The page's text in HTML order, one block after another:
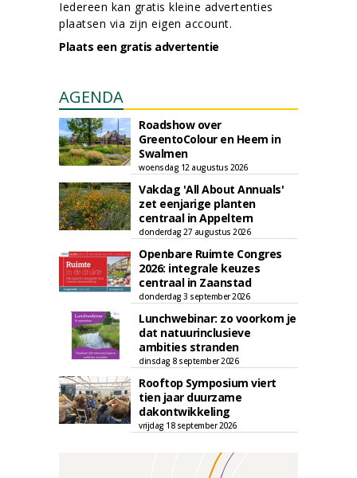
Iedereen kan gratis kleine advertenties
plaatsen via zijn eigen account.
Plaats een gratis advertentie
AGENDA
Roadshow over
GreentoColour en Heem in
Swalmen
woensdag 12 augustus 2026
Vakdag 'All About Annuals'
zet eenjarige planten
centraal in Appeltern
donderdag 27 augustus 2026
Openbare Ruimte Congres
2026: integrale keuzes
centraal in Zaanstad
donderdag 3 september 2026
Lunchwebinar: zo voorkom je
dat natuurinclusieve
ambities stranden
dinsdag 8 september 2026
Rooftop Symposium viert
tien jaar duurzame
dakontwikkeling
vrijdag 18 september 2026